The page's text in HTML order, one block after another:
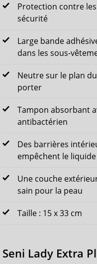
Protection contre
sécurité
Large bande
dans les sous-
Neutre sur le plan
porter
Tampon absorbant
antibactérien
Des barrières
empêchent le
Une couche
sain pour la peau
Taille : 15 x 33 cm
Seni Lady Extra